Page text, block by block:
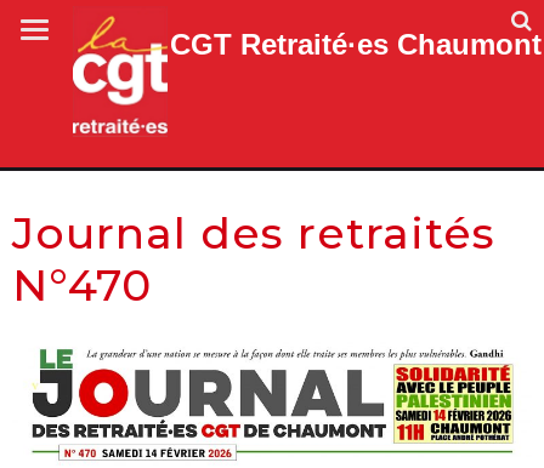
CGT Retraité·es Chaumont
Journal des retraités
N°470